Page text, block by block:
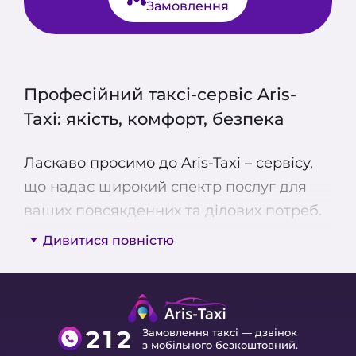
Замовлення
Професійний таксі-сервіс Aris-
Taxi: якість, комфорт, безпека
Ласкаво просимо до Aris-Taxi – сервісу,
що надає широкий спектр послуг для
ваших повсякденних та ділових потреб.
Ми пропонуємо економ, комфорт та
кур’єрську доставку. Наші водії
професійні та ліцензовані, а автопарк
Дивитися повністю
212
Замовлення таксі — дзвінок
з мобільного безкоштовний.